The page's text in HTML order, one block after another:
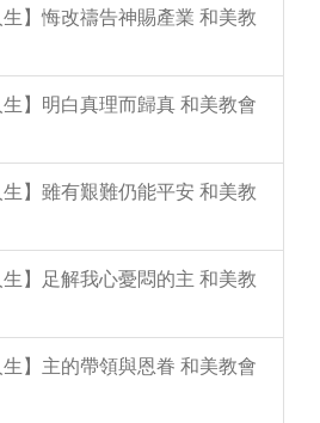
】悔改禱告神賜產業 和美教
】明白真理而歸真 和美教會
】雖有艱難仍能平安 和美教
】足解我心憂悶的主 和美教
】主的帶領與恩眷 和美教會